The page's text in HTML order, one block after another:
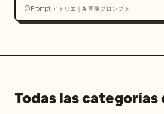
@Prompt アトリエ｜AI画像プロンプト
Todas las categorías